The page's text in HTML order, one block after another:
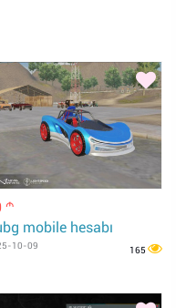
m
mobile hesabı
10-09 165